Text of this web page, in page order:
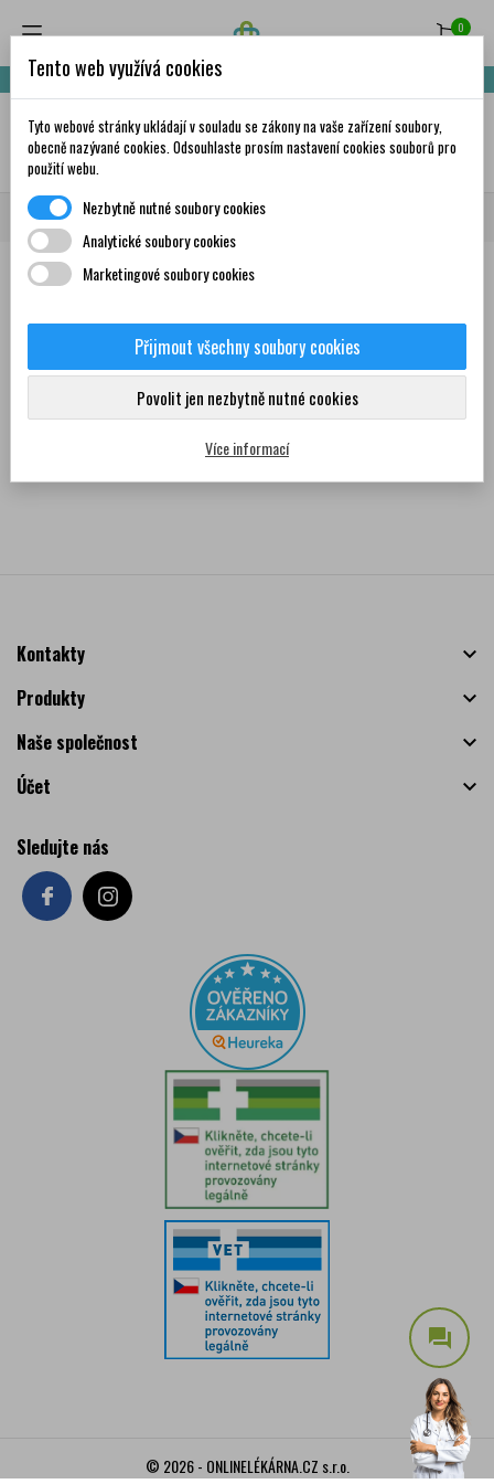
0
Nakupte za 999,- Kč a získáte dopravu zdarma!
✦AI
Domů Značky Nalgesin
Seznam produktů podle značky
Žádný produkt nebyl bohužel nalezen
Kontakty

Produkty

Naše společnost

Účet

Sledujte nás
question_answer
© 2026 - ONLINELÉKÁRNA.CZ s.r.o.
Tento web využívá cookies
Tyto webové stránky ukládají v souladu se zákony na vaše zařízení soubory,
obecně nazývané cookies. Odsouhlaste prosím nastavení cookies souborů pro
použití webu.
Nezbytně nutné soubory cookies
Analytické soubory cookies
Marketingové soubory cookies
Přijmout všechny soubory cookies
Povolit jen nezbytně nutné cookies
Více informací